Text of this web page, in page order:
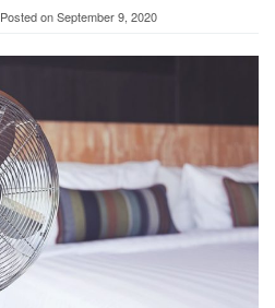
Posted onSeptember 9, 2020